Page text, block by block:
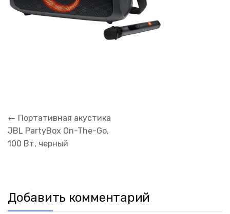
Навигация
по
записям
← Портативная акустика
JBL PartyBox On-The-Go,
100 Вт, черный
Добавить комментарий